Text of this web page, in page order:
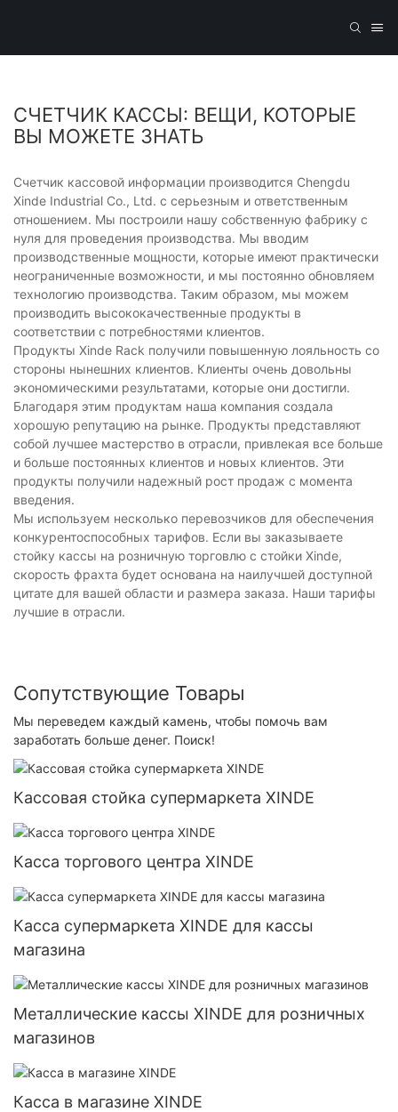
СЧЕТЧИК КАССЫ: ВЕЩИ, КОТОРЫЕ
ВЫ МОЖЕТЕ ЗНАТЬ
Счетчик кассовой информации производится Chengdu
Xinde Industrial Co., Ltd. с серьезным и ответственным
отношением. Мы построили нашу собственную фабрику с
нуля для проведения производства. Мы вводим
производственные мощности, которые имеют практически
неограниченные возможности, и мы постоянно обновляем
технологию производства. Таким образом, мы можем
производить высококачественные продукты в
соответствии с потребностями клиентов.
Продукты Xinde Rack получили повышенную лояльность со
стороны нынешних клиентов. Клиенты очень довольны
экономическими результатами, которые они достигли.
Благодаря этим продуктам наша компания создала
хорошую репутацию на рынке. Продукты представляют
собой лучшее мастерство в отрасли, привлекая все больше
и больше постоянных клиентов и новых клиентов. Эти
продукты получили надежный рост продаж с момента
введения.
Мы используем несколько перевозчиков для обеспечения
конкурентоспособных тарифов. Если вы заказываете
стойку кассы на розничную торговлю с стойки Xinde,
скорость фрахта будет основана на наилучшей доступной
цитате для вашей области и размера заказа. Наши тарифы
лучшие в отрасли.
Сопутствующие Товары
Мы переведем каждый камень, чтобы помочь вам
заработать больше денег. Поиск!
Кассовая стойка супермаркета XINDE
Касса торгового центра XINDE
Касса супермаркета XINDE для кассы
магазина
Металлические кассы XINDE для розничных
магазинов
Касса в магазине XINDE